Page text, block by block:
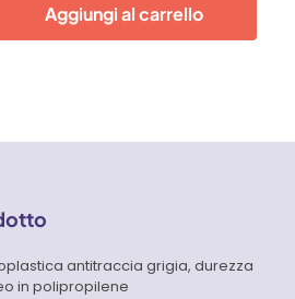
5,73 €
Aggiungi al carrello
antitraccia grigia, durezza
in polipropilene